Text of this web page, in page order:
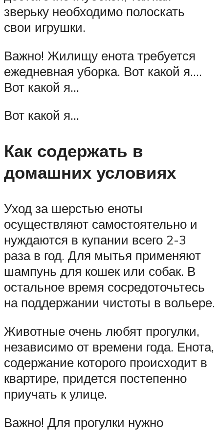
зверьку необходимо полоскать
свои игрушки.
Важно! Жилищу енота требуется
ежедневная уборка. Вот какой я….
Вот какой я…
Вот какой я…
Как содержать в
домашних условиях
Уход за шерстью еноты
осуществляют самостоятельно и
нуждаются в купании всего 2-3
раза в год. Для мытья применяют
шампунь для кошек или собак. В
остальное время сосредоточьтесь
на поддержании чистоты в вольере.
Животные очень любят прогулки,
независимо от времени года. Енота,
содержание которого происходит в
квартире, придется постепенно
приучать к улице.
Важно! Для прогулки нужно